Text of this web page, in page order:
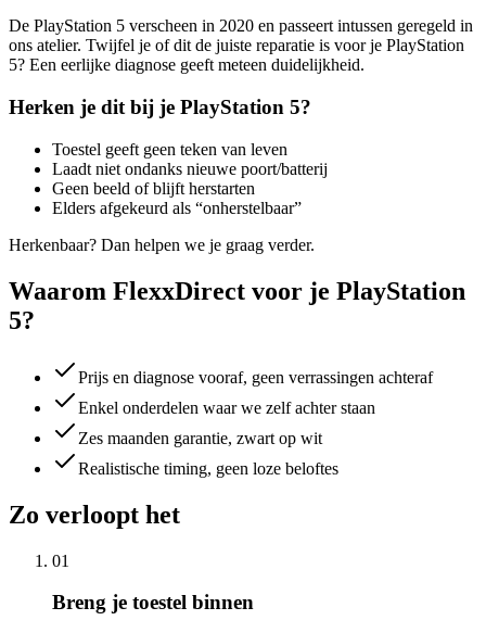
De PlayStation 5 verscheen in 2020 en passeert intussen geregeld in
ons atelier. Twijfel je of dit de juiste reparatie is voor je PlayStation
5? Een eerlijke diagnose geeft meteen duidelijkheid.
Herken je dit bij je PlayStation 5?
Toestel geeft geen teken van leven
Laadt niet ondanks nieuwe poort/batterij
Geen beeld of blijft herstarten
Elders afgekeurd als “onherstelbaar”
Herkenbaar? Dan helpen we je graag verder.
Waarom FlexxDirect voor je PlayStation
5?
Prijs en diagnose vooraf, geen verrassingen achteraf
Enkel onderdelen waar we zelf achter staan
Zes maanden garantie, zwart op wit
Realistische timing, geen loze beloftes
Zo verloopt het
01
Breng je toestel binnen